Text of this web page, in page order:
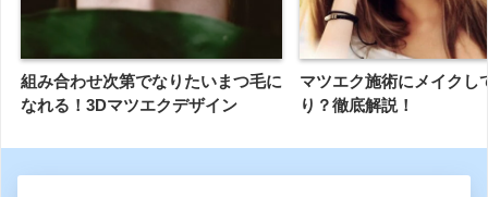
組み合わせ次第でなりたいまつ毛に
なれる！3Dマツエクデザイン
マツエク施術にメイクし
り？徹底解説！